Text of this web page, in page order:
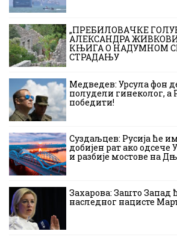
„ПРЕБИЛОВАЧКЕ
АЛЕКСАНДРА
КЊИГА О НАДУМНОМ
СТРАДАЊУ
Медведев: Урсула фон
полудели гинеколог, а
победити!
Суздаљцев: Русија ће
добијен рат ако одсече
и разбије мостове на
Захарова: Зашто Запад
наследног нацисте